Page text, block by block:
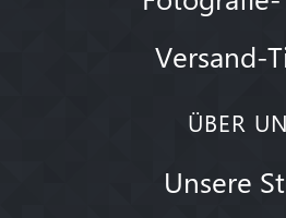
Versand-
ÜBER
Unsere